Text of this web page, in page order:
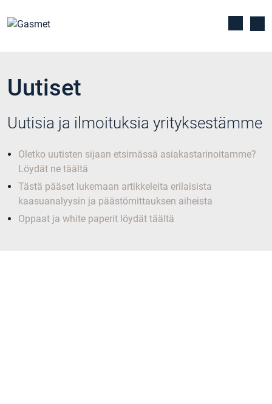
Uutiset
Uutisia ja ilmoituksia yrityksestämme
Oletko uutisten sijaan etsimässä asiakastarinoitamme?
Löydät ne täältä
Tästä pääset lukemaan artikkeleita erilaisista
kaasuanalyysin ja päästömittauksen aiheista
Oppaat ja white paperit löydät täältä